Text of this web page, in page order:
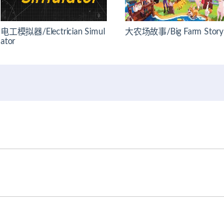
电工模拟器/Electrician Simul
ator
大农场故事/Big Farm Story